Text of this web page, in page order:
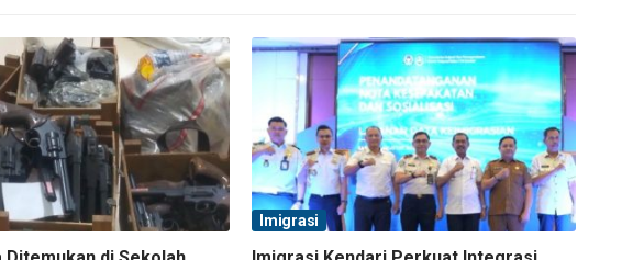
Imigrasi